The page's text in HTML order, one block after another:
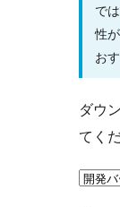
で
性
お
ダウ
てく